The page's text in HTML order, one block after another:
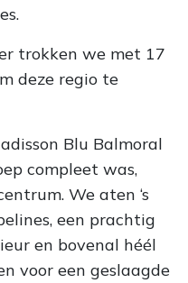
trokken we met 17
deze regio te
Blu Balmoral
compleet was,
We aten ‘s
een prachtig
en bovenal héél
voor een geslaagde